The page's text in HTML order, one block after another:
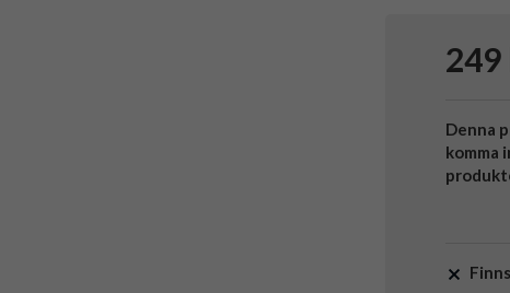
Denna
komma